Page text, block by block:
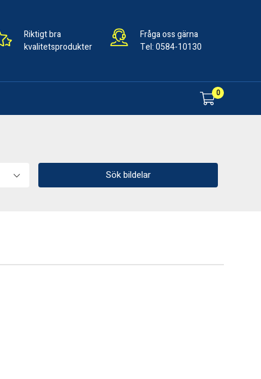
Riktigt bra
kvalitetsprodukter
Fråga oss gärna
Tel:0584-10130
0
Sök bildelar